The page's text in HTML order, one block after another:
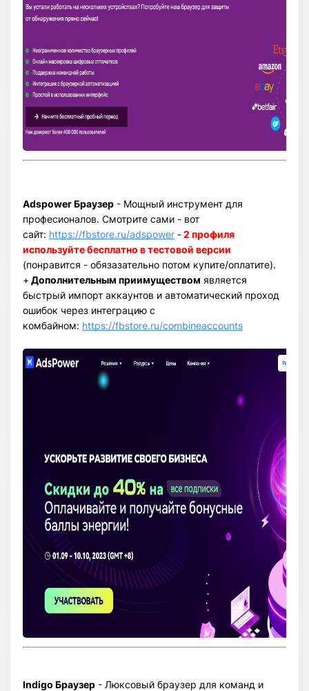
Adspower Браузер - Мощный инструмент для
професионалов. Смотрите сами - вот
сайт: https://fbstore.ru/adspower -2 профиля
используйте бесплатно в тестовой версии
(понравится - обязазательно потом купите/оплатите).
+ Дополнительным приимуществом является
быстрый импорт аккаунтов и автоматический проход
ошибок через интеграцию с
комбайном: https://fbstore.ru/combineaccounts
Indigo Браузер - Люксовый браузер для команд и
Сумма к оплате (без скидок)
$